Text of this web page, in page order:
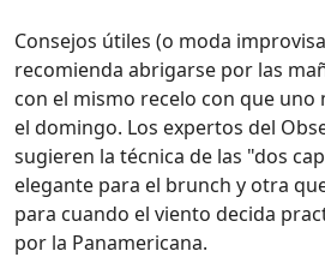
Consejos útiles (o moda
recomienda abrigarse por las
con el mismo recelo con que uno
el domingo. Los expertos del
sugieren la técnica de las "dos
elegante para el brunch y otra
para cuando el viento decida
por la Panamericana.